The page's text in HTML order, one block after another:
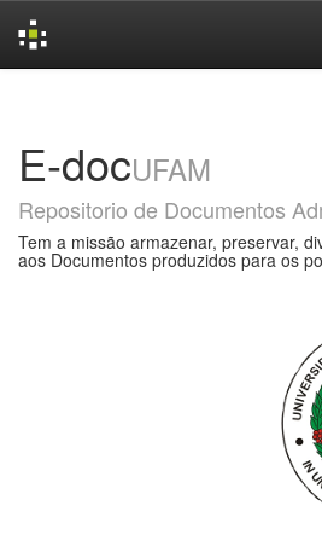
E-docUFAM
Repositorio de Documentos
Tem a missão armazenar, preservar,
aos Documentos produzidos para os